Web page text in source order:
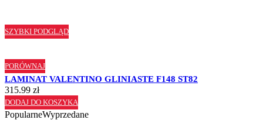
SZYBKI PODGLĄD
PORÓWNAJ
LAMINAT VALENTINO GLINIASTE F148 ST82
315.99 zł
DODAJ DO KOSZYKA
PopularneWyprzedane